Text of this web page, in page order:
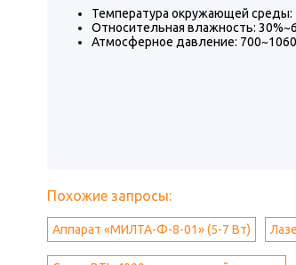
Температура окружающей среды:
Относительная влажность:
Атмосферное давление:
Похожие запросы:
Аппарат «МИЛТА-Ф-8-01» (5-7 Вт)